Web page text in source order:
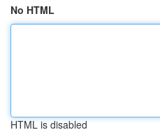
No HTML
HTML is disabled